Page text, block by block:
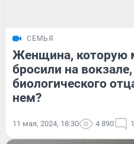
СЕМЬЯ
Женщина, которую
бросили на
биологического
нем?
11 мая, 2024, 18:30 4 890